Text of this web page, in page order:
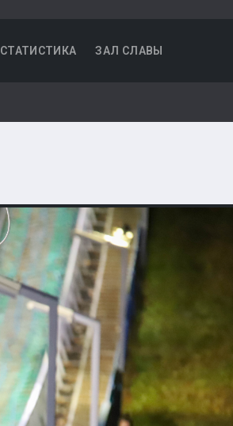
СТАТИСТИКА ЗАЛ СЛАВЫ